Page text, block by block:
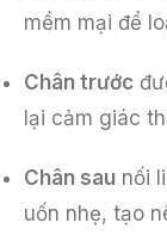
mềm mại để
Chân trước
lại cảm giác
Chân sau nối
uốn nhẹ, tạo